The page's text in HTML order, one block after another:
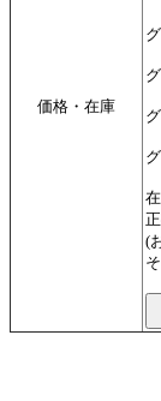
価格・在庫
(